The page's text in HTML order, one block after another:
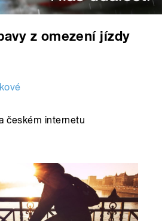
z omezení jízdy
českém internetu